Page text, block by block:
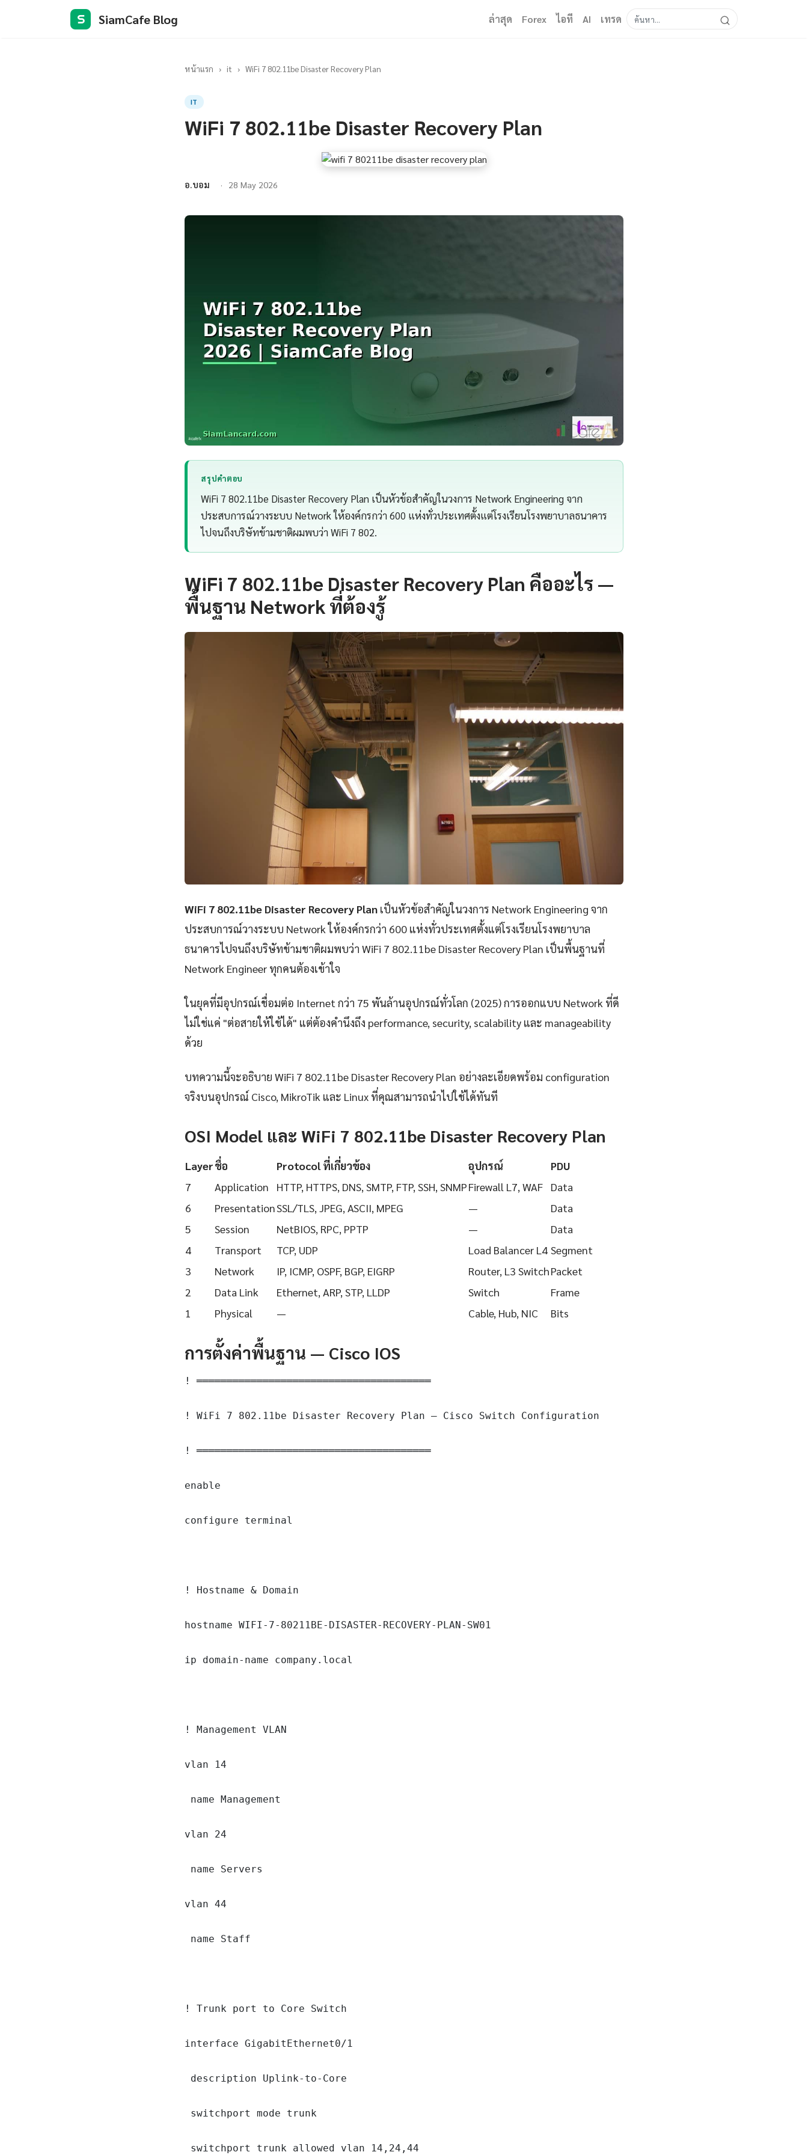
S SiamCafe Blog ล่าสุด Forex ไอที AI เทรด
หน้าแรก › it › WiFi 7 802.11be Disaster Recovery Plan
IT
WiFi 7 802.11be Disaster Recovery Plan
อ.บอม 28 May 2026
สรุปคำตอบ
WiFi 7 802.11be Disaster Recovery Plan เป็นหัวข้อสำคัญในวงการ Network Engineering จาก
ประสบการณ์วางระบบ Network ให้องค์กรกว่า 600 แห่งทั่วประเทศตั้งแต่โรงเรียนโรงพยาบาลธนาคาร
ไปจนถึงบริษัทข้ามชาติผมพบว่า WiFi 7 802.
WiFi 7 802.11be Disaster Recovery Plan คืออะไร —
พื้นฐาน Network ที่ต้องรู้
WiFi 7 802.11be Disaster Recovery Plan เป็นหัวข้อสำคัญในวงการ Network Engineering จาก
ประสบการณ์วางระบบ Network ให้องค์กรกว่า 600 แห่งทั่วประเทศตั้งแต่โรงเรียนโรงพยาบาล
ธนาคารไปจนถึงบริษัทข้ามชาติผมพบว่า WiFi 7 802.11be Disaster Recovery Plan เป็นพื้นฐานที่
Network Engineer ทุกคนต้องเข้าใจ
ในยุคที่มีอุปกรณ์เชื่อมต่อ Internet กว่า 75 พันล้านอุปกรณ์ทั่วโลก (2025) การออกแบบ Network ที่ดี
ไม่ใช่แค่ "ต่อสายให้ใช้ได้" แต่ต้องคำนึงถึง performance, security, scalability และ manageability
ด้วย
บทความนี้จะอธิบาย WiFi 7 802.11be Disaster Recovery Plan อย่างละเอียดพร้อม configuration
จริงบนอุปกรณ์ Cisco, MikroTik และ Linux ที่คุณสามารถนำไปใช้ได้ทันที
OSI Model และ WiFi 7 802.11be Disaster Recovery Plan
Layerชื่อ Protocol ที่เกี่ยวข้อง อุปกรณ์
PDU
7
Application HTTP, HTTPS, DNS, SMTP, FTP, SSH, SNMPFirewall L7, WAF
Data
6
PresentationSSL/TLS, JPEG, ASCII, MPEG —
Data
5
Session NetBIOS, RPC, PPTP —
Data
4
Transport TCP, UDP Load Balancer L4 Segment
3
Network IP, ICMP, OSPF, BGP, EIGRP Router, L3 SwitchPacket
2
Data Link Ethernet, ARP, STP, LLDP Switch
Frame
1
Physical — Cable, Hub, NIC Bits
การตั้งค่าพื้นฐาน — Cisco IOS
! ═══════════════════════════════════════
! WiFi 7 802.11be Disaster Recovery Plan — Cisco Switch Configuration
! ═══════════════════════════════════════
enable
configure terminal
! Hostname & Domain
hostname WIFI-7-80211BE-DISASTER-RECOVERY-PLAN-SW01
ip domain-name company.local
! Management VLAN
vlan 14
name Management
vlan 24
name Servers
vlan 44
name Staff
! Trunk port to Core Switch
interface GigabitEthernet0/1
description Uplink-to-Core
switchport mode trunk
switchport trunk allowed vlan 14,24,44